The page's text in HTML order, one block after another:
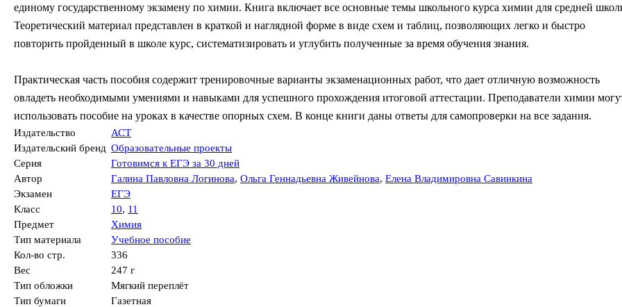
единому государственному экзамену по химии. Книга включает все основные темы школьного курса химии для средней
Теоретический материал представлен в краткой и наглядной форме в виде схем и таблиц, позволяющих легко и быстро
повторить пройденный в школе курс, систематизировать и углубить полученные за время обучения знания.
Практическая часть пособия содержит тренировочные варианты экзаменационных работ, что дает отличную возможность
овладеть необходимыми умениями и навыками для успешного прохождения итоговой аттестации. Преподаватели химии
использовать пособие на уроках в качестве опорных схем. В конце книги даны ответы для самопроверки на все задания.
Издательство
АСТ
Издательский бренд Образовательные проекты
Серия
Готовимся к ЕГЭ за 30 дней
Автор
Галина Павловна Логинова, Ольга Геннадьевна Живейнова, Елена Владимировна Савинкина
Экзамен
ЕГЭ
Класс
10, 11
Предмет
Химия
Тип материала
Учебное пособие
Кол-во стр.
336
Вес
247 г
Тип обложки
Мягкий переплёт
Тип бумаги
Газетная